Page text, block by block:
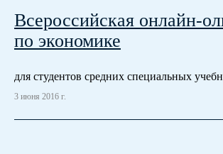
Всероссийская онлайн-
по экономике
для студентов средних специальных
3 июня 2016 г.